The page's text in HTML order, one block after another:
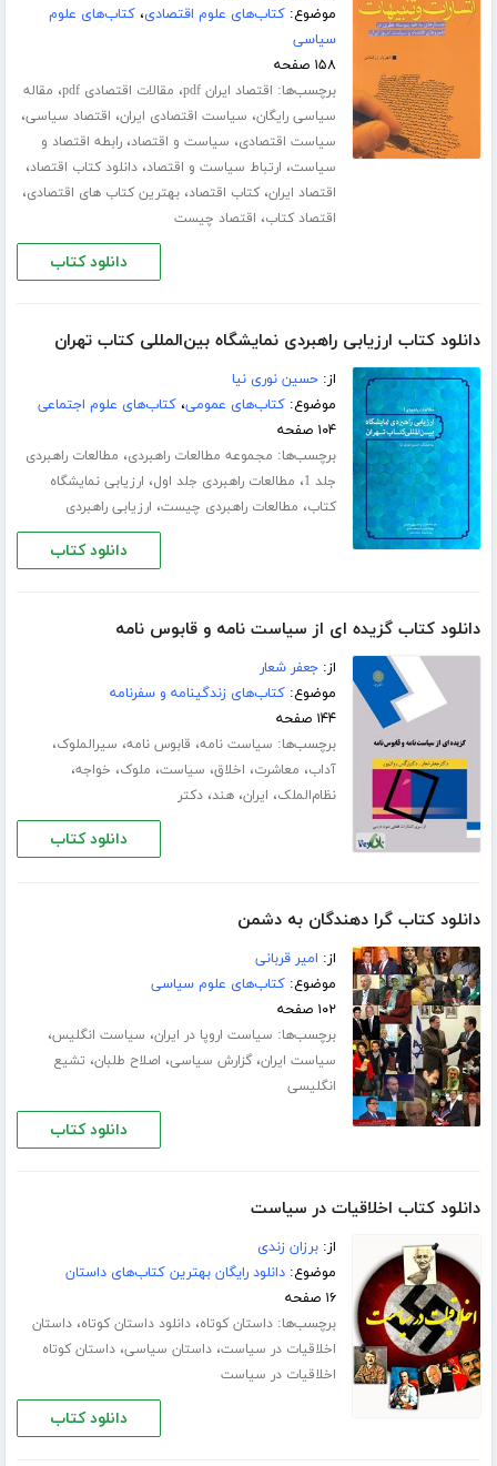
موضوع:کتاب‌های علوم اقتصادی،کتاب‌های علوم
سیاسی
۱۵۸ صفحه
برچسب‌ها: اقتصاد ایران pdf ، مقالات اقتصادی pdf ، مقاله
سیاسی رایگان، سیاست اقتصادی ایران، اقتصاد سیاسی،
سیاست اقتصادی، سیاست و اقتصاد،رابطه اقتصاد و
سیاست، ارتباط سیاست و اقتصاد،دانلود کتاب اقتصاد،
اقتصاد ایران،کتاب اقتصاد،بهترین کتاب های اقتصادی،
اقتصاد کتاب، اقتصاد چیست
دانلود کتاب
دانلود کتاب ارزیابی راهبردی نمایشگاه بین‌المللی کتاب تهران
از:حسین نوری نیا
موضوع:کتاب‌های عمومی،کتاب‌های علوم اجتماعی
۱۰۴ صفحه
برچسب‌ها: مجموعه مطالعات راهبردی، مطالعات راهبردی
جلد 1
، مطالعات راهبردی جلد اول، ارزیابی نمایشگاه
کتاب، مطالعات راهبردی چیست، ارزیابی راهبردی
دانلود کتاب
دانلود کتاب گزیده ای از سیاست نامه و قابوس نامه
از:جعفر شعار
موضوع:کتاب‌های زندگینامه و سفرنامه
۱۴۴ صفحه
برچسب‌ها: سیاست نامه، قابوس نامه، سیرالملوک،
آداب، معاشرت، اخلاق، سیاست، ملوک، خواجه،
نظام‌الملک، ایران،هند،دکتر
دانلود کتاب
دانلود کتاب گرا دهندگان به دشمن
از: امیر قربانی
موضوع:کتاب‌های علوم سیاسی
۱۰۲ صفحه
برچسب‌ها: سیاست اروپا در ایران، سیاست انگلیس،
سیاست ایران،گزارش سیاسی، اصلاح طلبان، تشیع
انگلیسی
دانلود کتاب
دانلود کتاب اخلاقیات در سیاست
از:برزان زندی
موضوع:دانلود رایگان بهترین کتاب‌های داستان
۱۶ صفحه
برچسب‌ها:داستان کوتاه،دانلود داستان کوتاه،داستان
اخلاقیات در سیاست،داستان سیاسی،داستان کوتاه
اخلاقیات در سیاست
دانلود کتاب